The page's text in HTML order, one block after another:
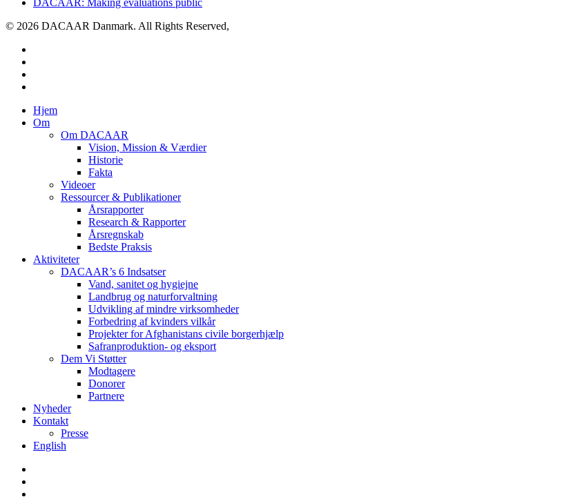
DACAAR: Making evaluations public
© 2026 DACAAR Danmark. All Rights Reserved,
Close
Menu
Hjem
Om
Om DACAAR
Vision, Mission & Værdier
Historie
Fakta
Videoer
Ressourcer & Publikationer
Årsrapporter
Research & Rapporter
Årsregnskab
Bedste Praksis
Aktiviteter
DACAAR’s 6 Indsatser
Vand, sanitet og hygiejne
Landbrug og naturforvaltning
Udvikling af mindre virksomheder
Forbedring af kvinders vilkår
Projekter for Afghanistans civile borgerhjælp
Safranproduktion- og eksport
Dem Vi Støtter
Modtagere
Donorer
Partnere
Nyheder
Kontakt
Presse
English